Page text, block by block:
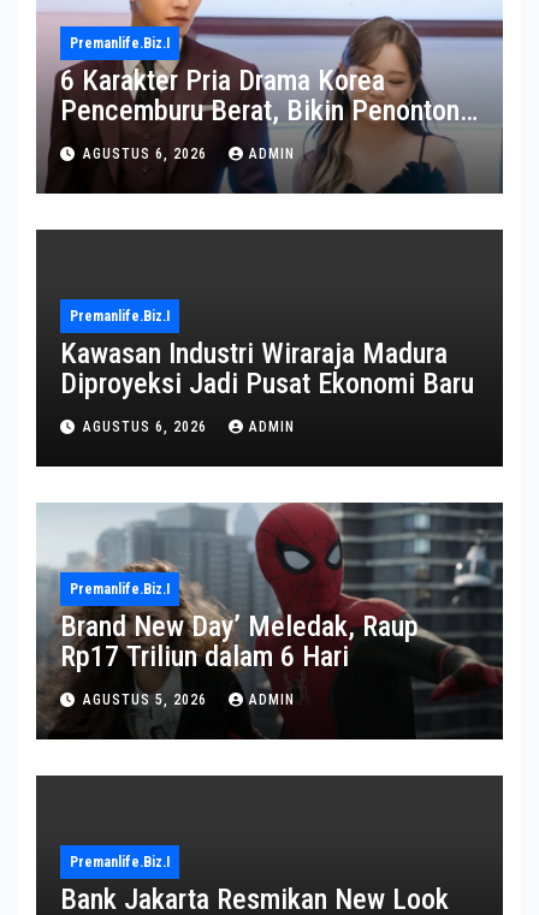
Premanlife.biz.i
6 Karakter Pria Drama Korea
Pencemburu Berat, Bikin Penonton
Gemas
AGUSTUS 6, 2026 ADMIN
Premanlife.biz.i
Kawasan Industri Wiraraja Madura
Diproyeksi Jadi Pusat Ekonomi Baru
AGUSTUS 6, 2026 ADMIN
Premanlife.biz.i
Brand New Day’ Meledak, Raup
Rp17 Triliun dalam 6 Hari
AGUSTUS 5, 2026 ADMIN
Premanlife.biz.i
Bank Jakarta Resmikan New Look